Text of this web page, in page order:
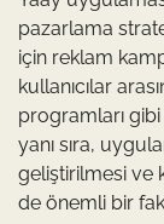
pazarlama
için reklam
kullanıcılar
programları
yanı sıra,
geliştirilmesi ve
de önemli bir